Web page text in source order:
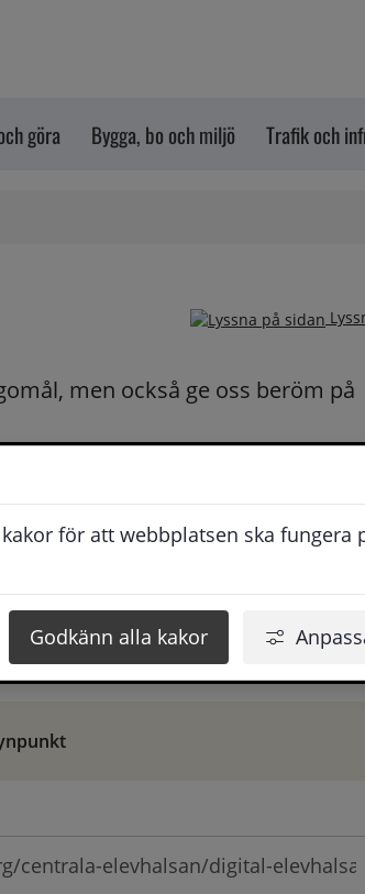
för att webbplatsen ska fungera
Godkänn alla kakor
göra Bygga, bo och miljö Trafik och
men också ge oss beröm på
formuläret nedanför. Vill du att vi ska
När du skriver in din synpunkt får
kunna hjälpa dig bättre.
men svarstiden beror givetvis på
via e-tjänsten Synpunkt